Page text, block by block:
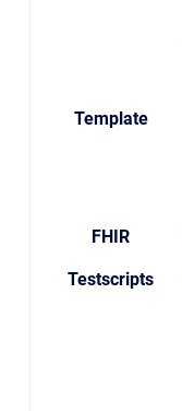
Template
FHIR
Testscripts